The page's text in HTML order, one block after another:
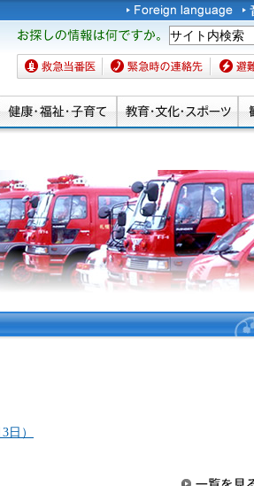
お探しの情報は何です
か。
救急当番医 緊急時の連絡先 避難場
）